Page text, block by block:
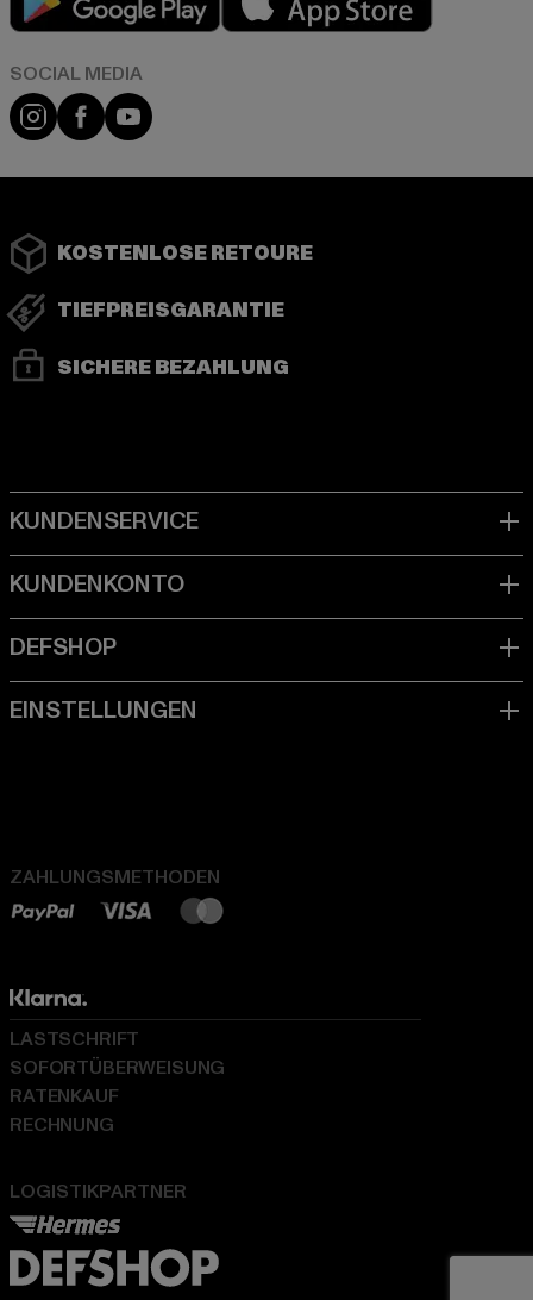
Instagram
FacebookYouTube
KOSTENLOSE RETOURE
TIEFPREISGARANTIE
SICHERE BEZAHLUNG
ZAHLUNGSMETHODEN
LOGISTIKPARTNER
LASTSCHRIFT
SOFORTÜBERWEISUNG
RATENKAUF
RECHNUNG